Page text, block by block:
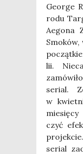
Geo­r­ge
rodu
Aego­na
lii.
serial.
w
czyć
serial